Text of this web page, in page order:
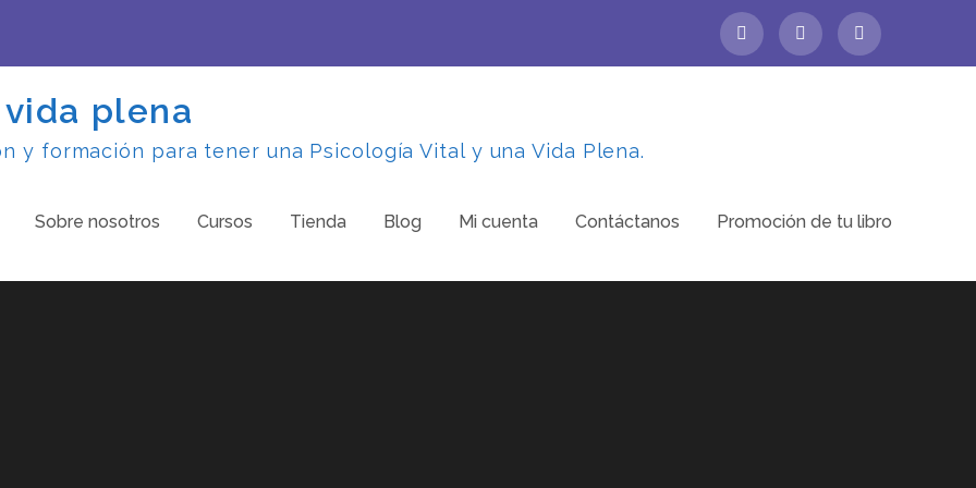
plena
y formación para tener una Psicología Vital y una Vida Plena.
Sobre nosotros Cursos Tienda Blog Mi cuenta Contáctanos Promoción de tu libro